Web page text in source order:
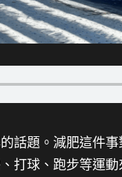
話題。減肥這件
打球、跑步等運